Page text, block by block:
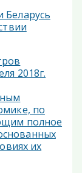
Беларусь
2018г.
по
полное
их